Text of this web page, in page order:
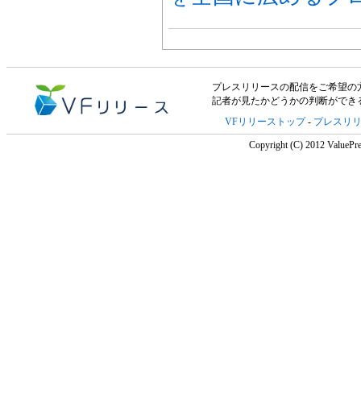
プレスリリースの配信をご希望の
記者が見たかどうかの判断がで
VFリリーストップ- プレスリ
Copyright (C) 2012